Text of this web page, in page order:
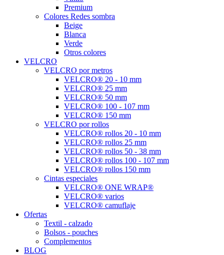
Premium
Colores Redes sombra
Beige
Blanca
Verde
Otros colores
VELCRO
VELCRO por metros
VELCRO® 20 - 10 mm
VELCRO® 25 mm
VELCRO® 50 mm
VELCRO® 100 - 107 mm
VELCRO® 150 mm
VELCRO por rollos
VELCRO® rollos 20 - 10 mm
VELCRO® rollos 25 mm
VELCRO® rollos 50 - 38 mm
VELCRO® rollos 100 - 107 mm
VELCRO® rollos 150 mm
Cintas especiales
VELCRO® ONE WRAP®
VELCRO® varios
VELCRO® camuflaje
Ofertas
Textil - calzado
Bolsos - pouches
Complementos
BLOG